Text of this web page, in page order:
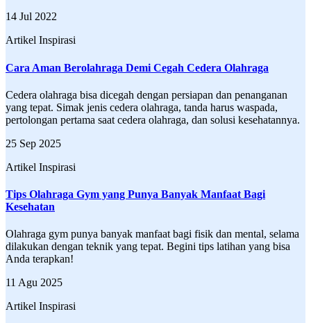
14 Jul 2022
Artikel Inspirasi
Cara Aman Berolahraga Demi Cegah Cedera Olahraga
Cedera olahraga bisa dicegah dengan persiapan dan penanganan
yang tepat. Simak jenis cedera olahraga, tanda harus waspada,
pertolongan pertama saat cedera olahraga, dan solusi kesehatannya.
25 Sep 2025
Artikel Inspirasi
Tips Olahraga Gym yang Punya Banyak Manfaat Bagi
Kesehatan
Olahraga gym punya banyak manfaat bagi fisik dan mental, selama
dilakukan dengan teknik yang tepat. Begini tips latihan yang bisa
Anda terapkan!
11 Agu 2025
Artikel Inspirasi